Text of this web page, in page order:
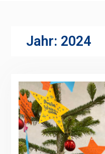
Jahr: 2024